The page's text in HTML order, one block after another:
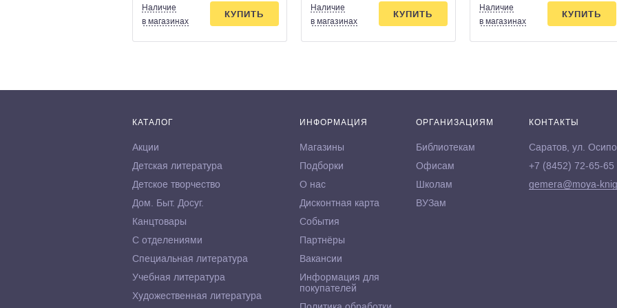
Наличие
в магазинах
КУПИТЬ
Наличие
в магазинах
КУПИТЬ
Наличие
в магазинах
КУПИТЬ
КАТАЛОГ
Акции
Детская литература
Детское творчество
Дом. Быт. Досуг.
Канцтовары
С отделениями
Специальная литература
Учебная литература
Художественная литература
ИНФОРМАЦИЯ
Магазины
Подборки
О нас
Дисконтная карта
События
Партнёры
Вакансии
Информация для
покупателей
ОРГАНИЗАЦИЯМ
Библиотекам
Офисам
Школам
ВУЗам
КОНТАКТЫ
Саратов, ул.
+7 (8452) 72-65-65
gemera@moya-